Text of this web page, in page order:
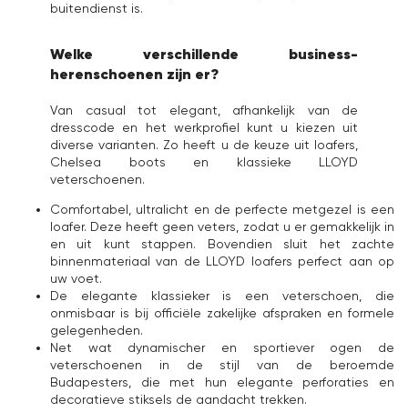
buitendienst is.
Welke verschillende business-
herenschoenen zijn er?
Van casual tot elegant, afhankelijk van de
dresscode en het werkprofiel kunt u kiezen uit
diverse varianten. Zo heeft u de keuze uit loafers,
Chelsea boots en klassieke LLOYD
veterschoenen.
Comfortabel, ultralicht en de perfecte metgezel is een
loafer. Deze heeft geen veters, zodat u er gemakkelijk in
en uit kunt stappen. Bovendien sluit het zachte
binnenmateriaal van de LLOYD loafers perfect aan op
uw voet.
De elegante klassieker is een veterschoen, die
onmisbaar is bij officiële zakelijke afspraken en formele
gelegenheden.
Net wat dynamischer en sportiever ogen de
veterschoenen in de stijl van de beroemde
Budapesters, die met hun elegante perforaties en
decoratieve stiksels de aandacht trekken.